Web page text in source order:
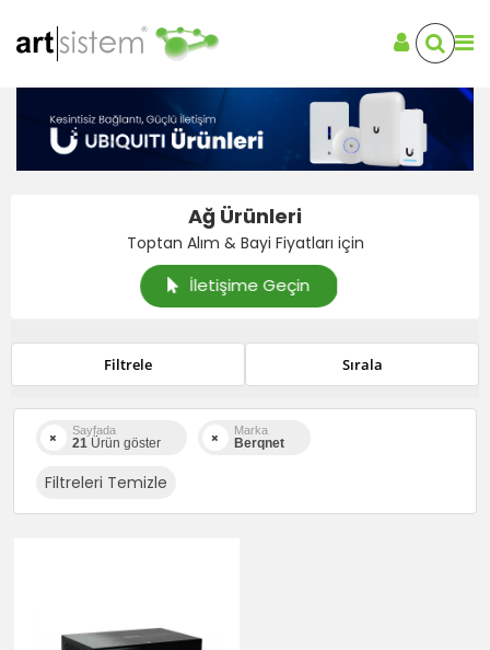
Ağ Ürünleri
Toptan Alım & Bayi Fiyatları için
İletişime Geçin
Filtrele Sırala
Sayfada
21 Ürün göster
Marka
Berqnet
Filtreleri Temizle